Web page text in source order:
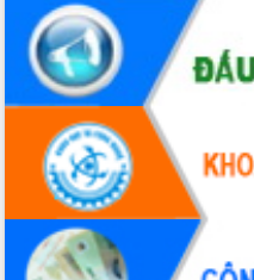
Tháo gỡ những vướng mắc, đẩy mạnh
công tác cải cách thủ tục hành chính
tại Trung tâm Phục vụ hành chính
công tỉnh
Đắk Lắk: Tôn vinh 46 giải pháp tại Hội
thi Sáng tạo Kỹ thuật 2024 - 2025
Đắk Lắk rà soát, điều chỉnh Đề án 190
về phát triển nuôi trồng thủy sản
Phó Chủ tịch UBND tỉnh Đắk Lắk
Trương Công Thái kiểm tra thực địa